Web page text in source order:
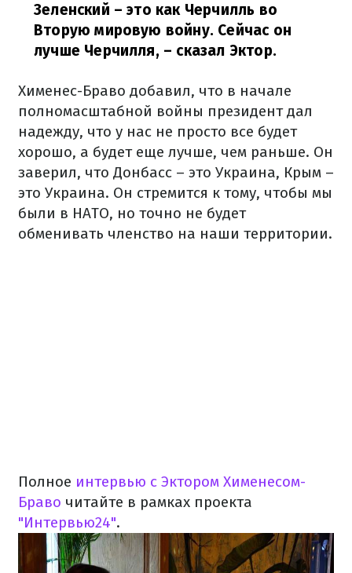
Зеленский – это как Черчилль во
Вторую мировую войну. Сейчас он
лучше Черчилля, – сказал Эктор.
Хименес-Браво добавил, что в начале
полномасштабной войны президент дал
надежду, что у нас не просто все будет
хорошо, а будет еще лучше, чем раньше. Он
заверил, что Донбасс – это Украина, Крым –
это Украина. Он стремится к тому, чтобы мы
были в НАТО, но точно не будет
обменивать членство на наши территории.
Полное интервью с Эктором Хименесом-
Браво читайте в рамках проекта
"Интервью24".